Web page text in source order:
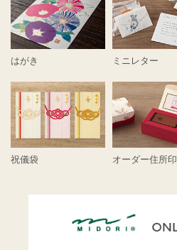
はがき ミニレター
祝儀袋 オーダー住所印